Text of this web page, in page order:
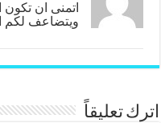
اتمنى ان تكون
ويتضاعف لكم
اترك تعليقاً